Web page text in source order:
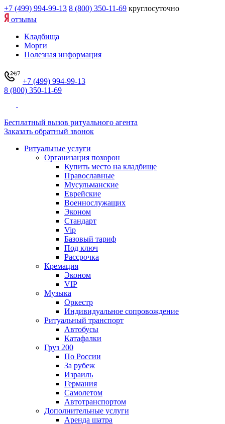
+7 (499) 994-99-13 8 (800) 350-11-69 круглосуточно
отзывы
Кладбища
Морги
Полезная информация
+7 (499) 994-99-13
8 (800) 350-11-69
Бесплатный вызов ритуального агента
Заказать обратный звонок
Ритуальные услуги
Организация похорон
Купить место на кладбище
Православные
Мусульманские
Еврейские
Военнослужащих
Эконом
Стандарт
Vip
Базовый тариф
Под ключ
Рассрочка
Кремация
Эконом
VIP
Музыка
Оркестр
Индивидуальное сопровождение
Ритуальный транспорт
Автобусы
Катафалки
Груз 200
По России
За рубеж
Израиль
Германия
Самолетом
Автотранспортом
Дополнительные услуги
Аренда шатра